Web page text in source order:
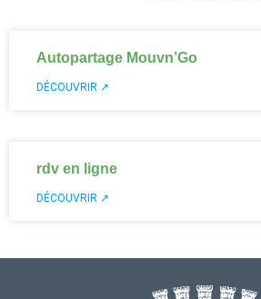
Autopartage Mouvn’Go
DÉCOUVRIR ↗
rdv en ligne
DÉCOUVRIR ↗